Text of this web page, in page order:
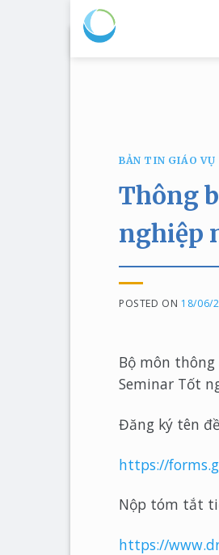
Skip
BẢN TIN GIÁO VỤ
Thông
nghiệp
POSTED ON 18/06/
Bộ môn thông
Seminar Tốt
Đăng ký tên
https://
Nộp tóm tắt
https://